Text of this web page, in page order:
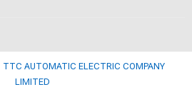
TTC AUTOMATIC ELECTRIC COMPANY
LIMITED